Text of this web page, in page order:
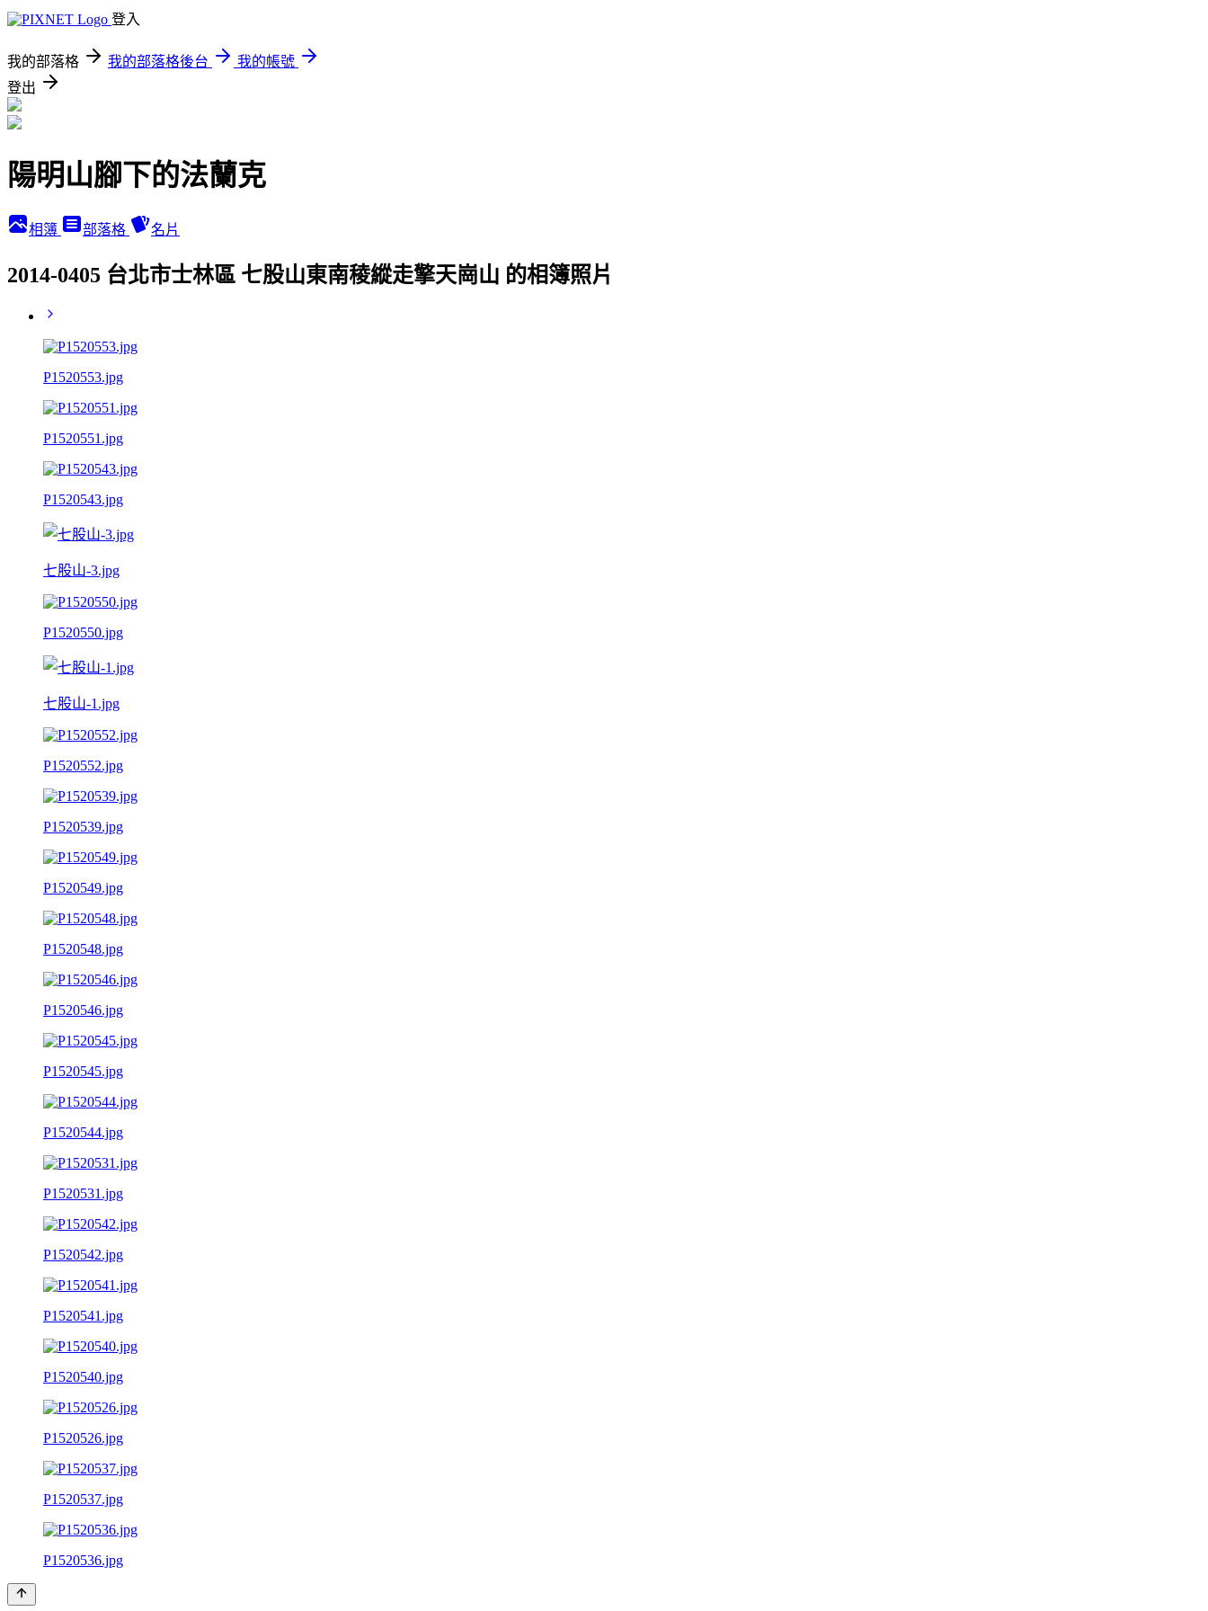
登入
我的部落格 我的部落格後台
我的帳號
登出
陽明山腳下的法蘭克
相簿 部落格 名片
2014-0405 台北市士林區 七股山東南稜縱走擎天崗山 的相簿照片
P1520553.jpg
P1520551.jpg
P1520543.jpg
七股山-3.jpg
P1520550.jpg
七股山-1.jpg
P1520552.jpg
P1520539.jpg
P1520549.jpg
P1520548.jpg
P1520546.jpg
P1520545.jpg
P1520544.jpg
P1520531.jpg
P1520542.jpg
P1520541.jpg
P1520540.jpg
P1520526.jpg
P1520537.jpg
P1520536.jpg